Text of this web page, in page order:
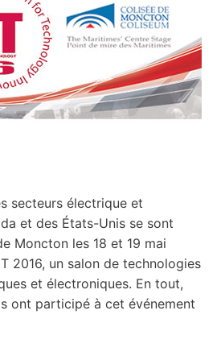
secteurs électrique et
et des États-Unis se sont
Moncton les 18 et 19 mai
2016, un salon de technologies
et électroniques. En tout,
ont participé à cet événement